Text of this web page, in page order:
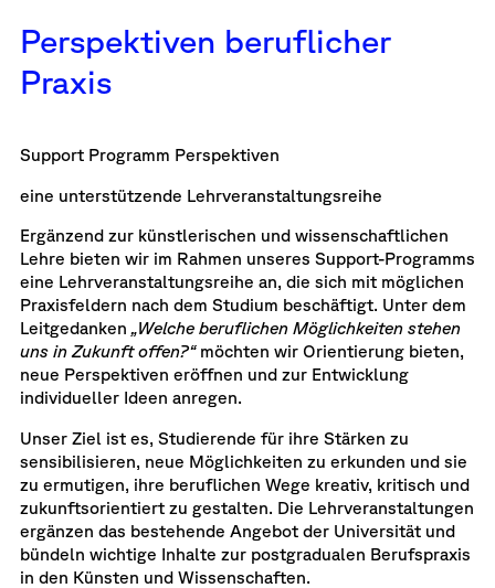
Perspektiven beruflicher
Praxis
Support Programm Perspektiven
eine unterstützende Lehrveranstaltungsreihe
Ergänzend zur künstlerischen und wissenschaftlichen
Lehre bieten wir im Rahmen unseres Support-Programms
eine Lehrveranstaltungsreihe an, die sich mit möglichen
Praxisfeldern nach dem Studium beschäftigt. Unter dem
Leitgedanken „Welche beruflichen Möglichkeiten stehen
uns in Zukunft offen?“möchten wir Orientierung bieten,
neue Perspektiven eröffnen und zur Entwicklung
individueller Ideen anregen.
Unser Ziel ist es, Studierende für ihre Stärken zu
sensibilisieren, neue Möglichkeiten zu erkunden und sie
zu ermutigen, ihre beruflichen Wege kreativ, kritisch und
zukunftsorientiert zu gestalten. Die Lehrveranstaltungen
ergänzen das bestehende Angebot der Universität und
bündeln wichtige Inhalte zur postgradualen Berufspraxis
in den Künsten und Wissenschaften.